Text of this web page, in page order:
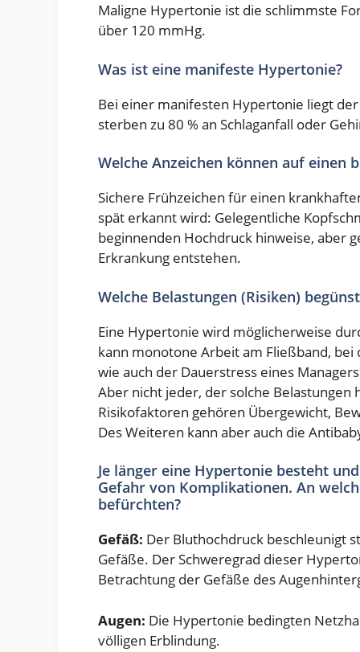
Maligne Hypertonie ist die schlimmste
über 120 mmHg.
Was ist eine manifeste Hypertonie?
Bei einer manifesten Hypertonie liegt
sterben zu 80 % an Schlaganfall oder
Welche Anzeichen können auf einen
Sichere Frühzeichen für einen
spät erkannt wird: Gelegentliche
beginnenden Hochdruck hinweise, aber
Erkrankung entstehen.
Welche Belastungen (Risiken)
Eine Hypertonie wird möglicherweise
kann monotone Arbeit am Fließband,
wie auch der Dauerstress eines
Aber nicht jeder, der solche
Risikofaktoren gehören Übergewicht,
Des Weiteren kann aber auch die
Je länger eine Hypertonie besteht
Gefahr von Komplikationen. An
befürchten?
Gefäß: Der Bluthochdruck beschleunigt
Gefäße. Der Schweregrad dieser
Betrachtung der Gefäße des
Augen: Die Hypertonie bedingten
völligen Erblindung.